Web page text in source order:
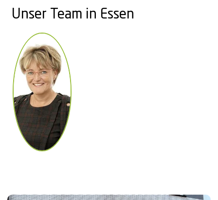
Unser Team in Essen